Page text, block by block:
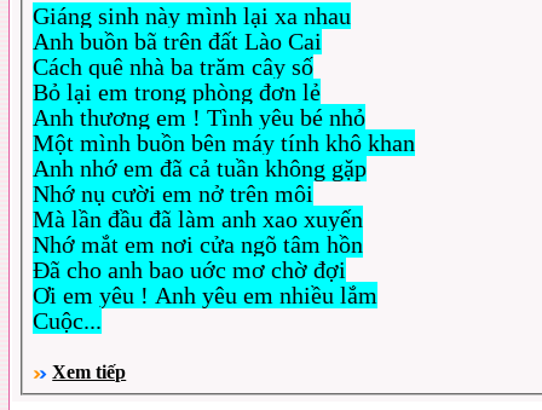
Giáng sinh này mình lại xa nhau
Anh buồn bã trên đất Lào Cai
Cách quê nhà ba trăm cây số
Bỏ lại em trong phòng đơn lẻ
Anh thương em ! Tình yêu bé nhỏ
Một mình buồn bên máy tính khô khan
Anh nhớ em đã cả tuần không gặp
Nhớ nụ cười em nở trên môi
Mà lần đầu đã làm anh xao xuyến
Nhớ mắt em nơi cửa ngõ tâm hồn
Đã cho anh bao uớc mơ chờ đợi
Ơi em yêu ! Anh yêu em nhiều lắm
Cuộc...
Xem tiếp